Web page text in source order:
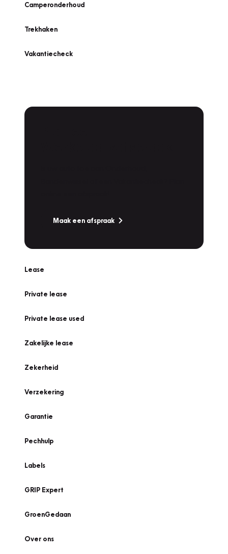
Camperonderhoud
Trekhaken
Vakantiecheck
Maak een afspraak
Lease
Private lease
Private lease used
Zakelijke lease
Zekerheid
Verzekering
Garantie
Pechhulp
Labels
GRIP Expert
GroenGedaan
Over ons